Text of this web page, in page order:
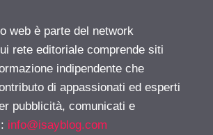
web è parte del network
rete editoriale comprende siti
indipendente che
di appassionati ed esperti
pubblicità, comunicati e
info@isayblog.com